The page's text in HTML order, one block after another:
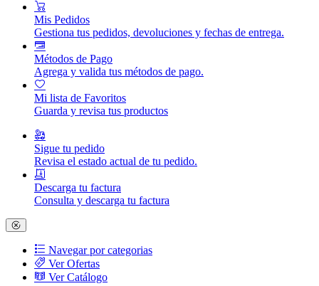
Mis Pedidos
Gestiona tus pedidos, devoluciones y fechas de entrega.
Métodos de Pago
Agrega y valida tus métodos de pago.
Mi lista de Favoritos
Guarda y revisa tus productos
Sigue tu pedido
Revisa el estado actual de tu pedido.
Descarga tu factura
Consulta y descarga tu factura
Navegar por categorias
Ver Ofertas
Ver Catálogo